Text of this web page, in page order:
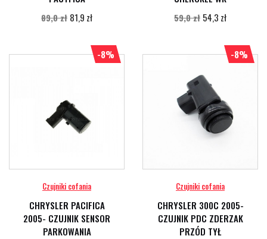
89,0 zł 81,9 zł 59,0 zł 54,3 zł
Czujniki cofania
CHRYSLER PACIFICA
2005- CZUJNIK SENSOR
PARKOWANIA
-8%
Czujniki cofania
CHRYSLER 300C 2005-
CZUJNIK PDC ZDERZAK
PRZÓD TYŁ
-8%